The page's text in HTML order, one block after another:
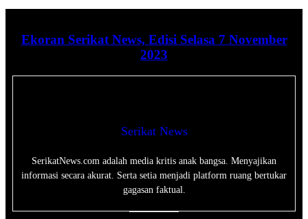
Ekoran Serikat News, Edisi Selasa 7 November
2023
Serikat News
SerikatNews.com adalah media kritis anak bangsa. Menyajikan
informasi secara akurat. Serta setia menjadi platform ruang bertukar
gagasan faktual.